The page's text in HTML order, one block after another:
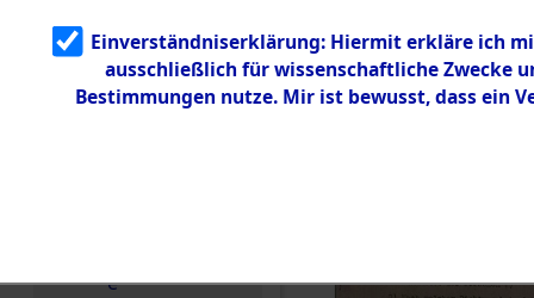
g
5.3.3
Todesmärsch
e
Einverständniserklärung: Hiermit erkläre ich
ausschließlich für wissenschaftliche Zwecke
Bestimmungen nutze. Mir ist bewusst, dass ein